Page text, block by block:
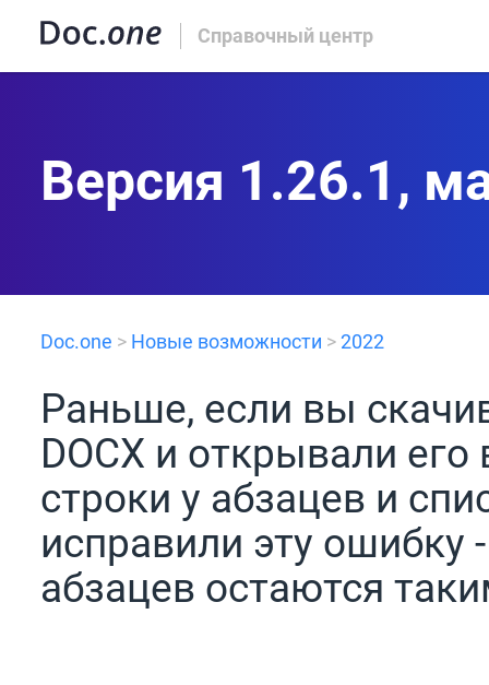
Справочный центр
Версия 1.26.1,
Doc.one > Новые возможности >2022
Раньше, если вы
DOCX и открывали
строки у абзацев и
исправили эту ошибку
абзацев остаются